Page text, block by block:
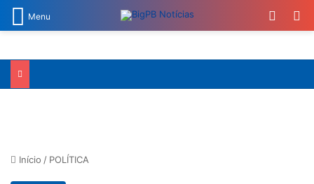
Menu
Início / POLÍTICA